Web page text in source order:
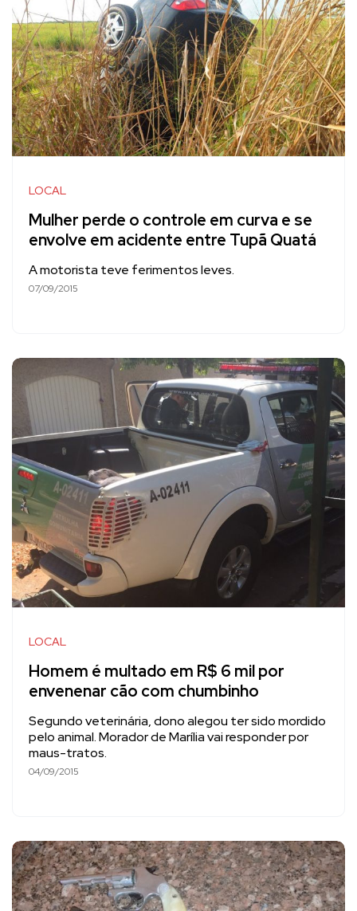
LOCAL
Mulher perde o controle em curva e se
envolve em acidente entre Tupã Quatá
A motorista teve ferimentos leves.
07/09/2015
LOCAL
Homem é multado em R$ 6 mil por
envenenar cão com chumbinho
Segundo veterinária, dono alegou ter sido mordido
pelo animal. Morador de Marília vai responder por
maus-tratos.
04/09/2015